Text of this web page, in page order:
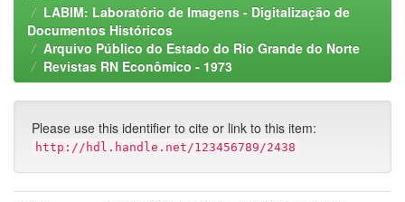
LABIM: Laboratório de Imagens - Digitalização de
Documentos Históricos
Arquivo Público do Estado do Rio Grande do Norte
Revistas RN Econômico - 1973
Please use this identifier to cite or link to this item:
http://hdl.handle.net/123456789/2438